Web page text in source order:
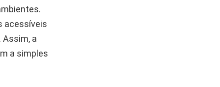
acessíveis
a
a simples